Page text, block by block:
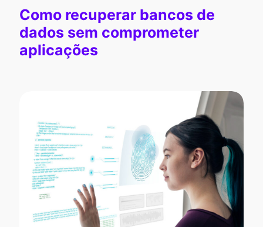
Como recuperar bancos de
dados sem comprometer
aplicações